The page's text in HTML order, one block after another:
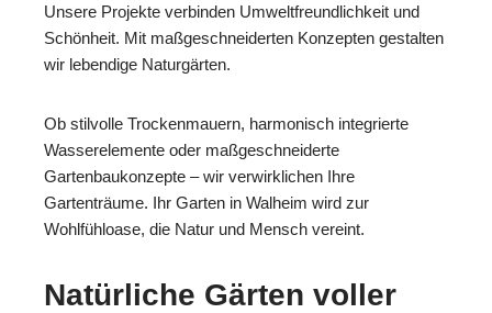
Unsere Projekte verbinden Umweltfreundlichkeit und
Schönheit. Mit maßgeschneiderten Konzepten gestalten
wir lebendige Naturgärten.
Ob stilvolle Trockenmauern, harmonisch integrierte
Wasserelemente oder maßgeschneiderte
Gartenbaukonzepte – wir verwirklichen Ihre
Gartenträume. Ihr Garten in Walheim wird zur
Wohlfühloase, die Natur und Mensch vereint.
Natürliche Gärten voller